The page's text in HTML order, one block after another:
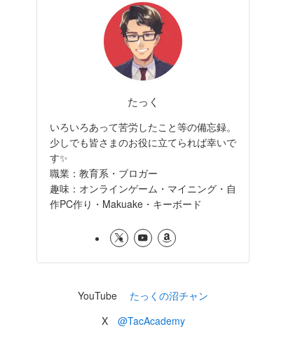
たっく
いろいろあって苦労したこと等の備忘録。
少しでも皆さまのお役に立てられば幸いで
す✨
職業：教育系・ブロガー
趣味：オンラインゲーム・マイニング・自
作PC作り・Makuake・キーボード
YouTube たっくの沼チャン
X @TacAcademy